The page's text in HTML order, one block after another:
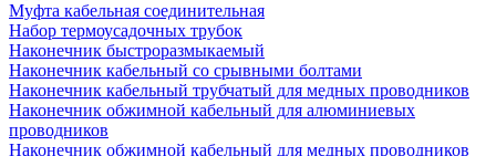
Муфта кабельная соединительная
Набор термоусадочных трубок
Наконечник быстроразмыкаемый
Наконечник кабельный со срывными болтами
Наконечник кабельный трубчатый для медных проводников
Наконечник обжимной кабельный для алюминиевых
проводников
Наконечник обжимной кабельный для медных проводников